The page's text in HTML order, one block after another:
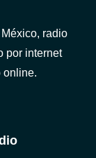
radio
por internet
online.